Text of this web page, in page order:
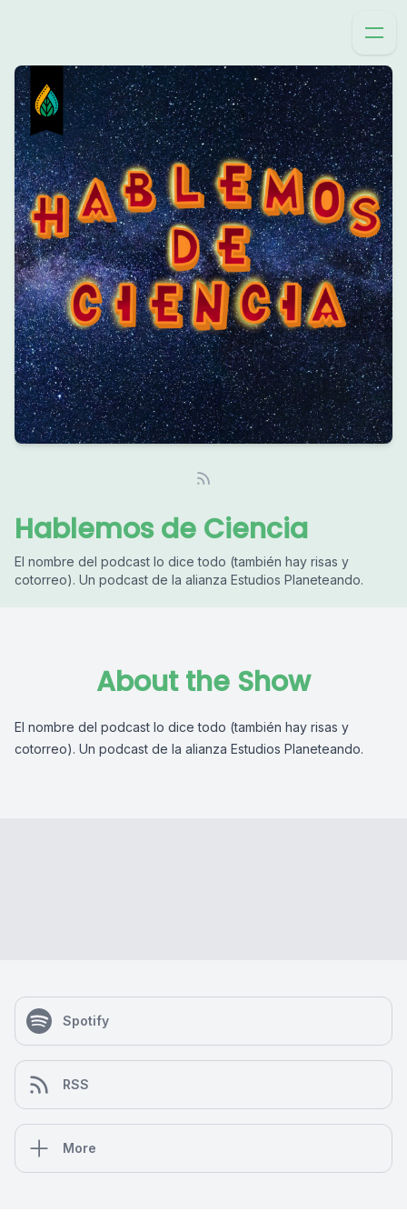
Hablemos de Ciencia
El nombre del podcast lo dice todo (también hay risas y
cotorreo). Un podcast de la alianza Estudios Planeteando.
About the Show
El nombre del podcast lo dice todo (también hay risas y
cotorreo). Un podcast de la alianza Estudios Planeteando.
Spotify
RSS
More